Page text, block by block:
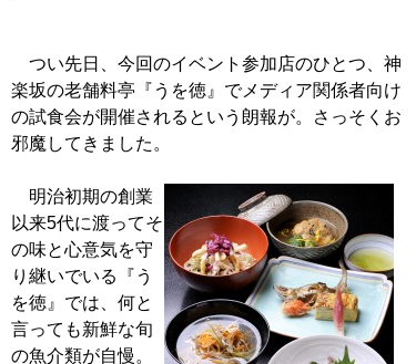
つい先日、今回のイベント参加店のひとつ、神
楽坂の老舗料亭『うを徳』でメディア関係者向け
の試食会が開催されるという朗報が。さっそくお
邪魔してきました。
明治初期の創業
以来5代に渡ってそ
の味と心意気を守
り継いでいる『う
を徳』では、何と
言っても新鮮な旬
の魚介類が自慢。